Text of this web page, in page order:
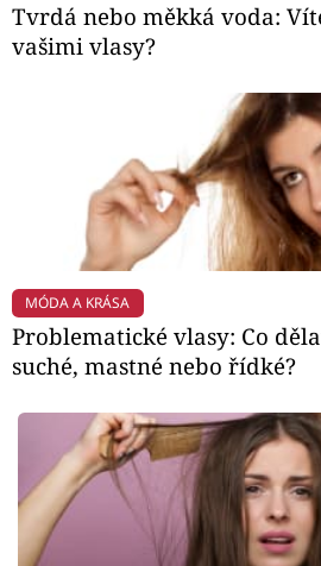
Tvrdá nebo měkká voda:
vašimi vlasy?
MÓDA A KRÁSA
Problematické vlasy: Co
suché, mastné nebo řídké?